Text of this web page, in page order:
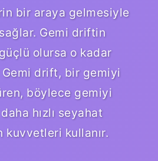
bir araya gelmesiyle
Gemi driftin
olursa o kadar
Gemi drift, bir gemiyi
böylece gemiyi
hızlı seyahat
kuvvetleri kullanır.